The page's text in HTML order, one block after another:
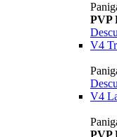
PVP
V4
V4
PVP